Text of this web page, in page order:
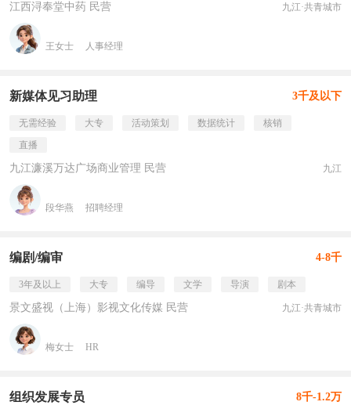
江西浔奉堂中药 民营 九江·共青城市
王女士 人事经理
新媒体见习助理 3千及以下
无需经验 大专 活动策划 数据统计
核销
直播
九江濂溪万达广场商业管理 民营 九江
段华燕 招聘经理
编剧/编审 4-8千
3年及以上 大专 编导 文学 导演 剧本
景文盛视（上海）影视文化传媒 民营 九江·共青城市
梅女士 HR
组织发展专员 8千-1.2万